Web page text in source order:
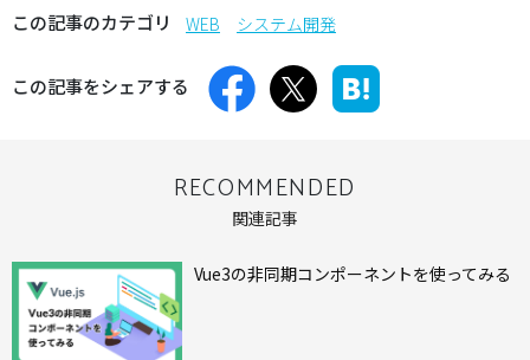
この記事のカテゴリ WEB システム開発
この記事をシェアする
RECOMMENDED
関連記事
Vue3の非同期コンポーネントを使ってみる